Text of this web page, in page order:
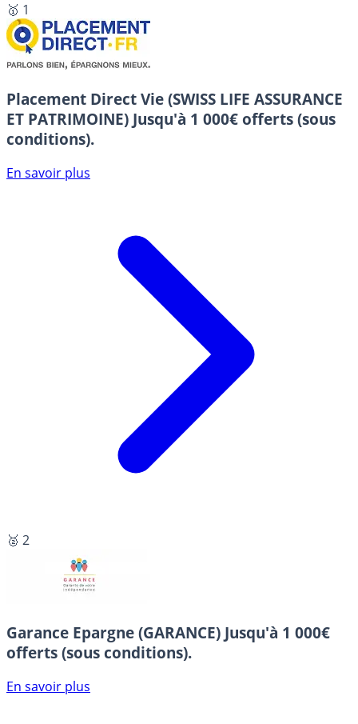
🥇 1
Placement Direct Vie (SWISS LIFE ASSURANCE
ET PATRIMOINE) Jusqu'à 1 000€ offerts (sous
conditions).
En savoir plus
🥈 2
Garance Epargne (GARANCE) Jusqu'à 1 000€
offerts (sous conditions).
En savoir plus